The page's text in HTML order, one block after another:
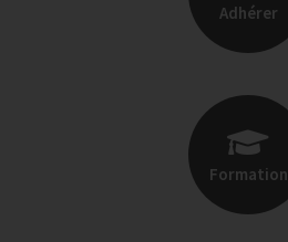
Adhérer
Formation